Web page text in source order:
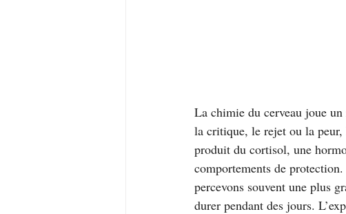
La chimie du cerveau joue
la critique, le rejet ou la peur,
produit du cortisol, une
comportements de
percevons souvent une plus
durer pendant des jours.